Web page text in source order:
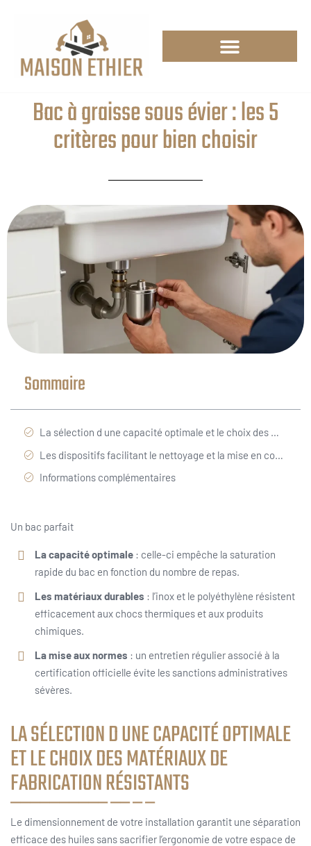
Bac à graisse sous évier : les 5
critères pour bien choisir
Sommaire
La sélection d une capacité optimale et le choix des matériaux de fabrication résistants
Les dispositifs facilitant le nettoyage et la mise en conformité avec la législation
Informations complémentaires
Un bac parfait
La capacité optimale : celle-ci empêche la saturation
rapide du bac en fonction du nombre de repas.
Les matériaux durables : l’inox et le polyéthylène résistent
efficacement aux chocs thermiques et aux produits
chimiques.
La mise aux normes : un entretien régulier associé à la
certification officielle évite les sanctions administratives
sévères.
LA SÉLECTION D UNE CAPACITÉ OPTIMALE
ET LE CHOIX DES MATÉRIAUX DE
FABRICATION RÉSISTANTS
Le dimensionnement de votre installation garantit une séparation
efficace des huiles sans sacrifier l’ergonomie de votre espace de